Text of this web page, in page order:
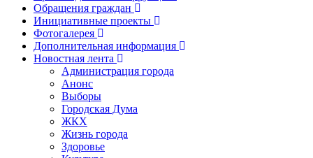
Обращения граждан
Инициативные проекты
Фотогалерея
Дополнительная информация
Новостная лента
Администрация города
Анонс
Выборы
Городская Дума
ЖКХ
Жизнь города
Здоровье